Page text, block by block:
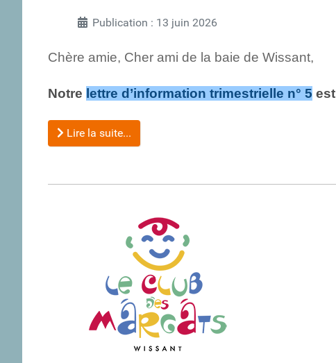
Publication : 13 juin 2026
Chère amie, Cher ami de la baie de Wissant,
Notre lettre d’information trimestrielle n° 5
Lire la suite...